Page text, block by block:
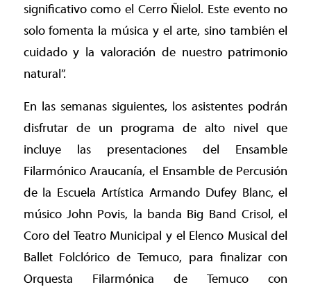
significativo como el Cerro Ñielol. Este evento no
solo fomenta la música y el arte, sino también el
cuidado y la valoración de nuestro patrimonio
natural”.
En las semanas siguientes, los asistentes podrán
disfrutar de un programa de alto nivel que
incluye las presentaciones del Ensamble
Filarmónico Araucanía, el Ensamble de Percusión
de la Escuela Artística Armando Dufey Blanc, el
músico John Povis, la banda Big Band Crisol, el
Coro del Teatro Municipal y el Elenco Musical del
Ballet Folclórico de Temuco, para finalizar con
Orquesta Filarmónica de Temuco con